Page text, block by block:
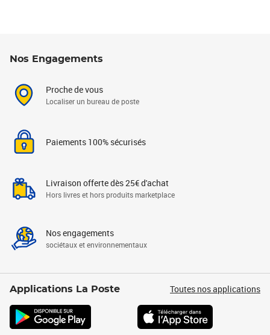
Nos Engagements
Proche de vous
Localiser un bureau de poste
Paiements 100% sécurisés
Livraison offerte dès 25€ d'achat
Hors livres et hors produits marketplace
Nos engagements
sociétaux et environnementaux
Applications La Poste Toutes nos applications